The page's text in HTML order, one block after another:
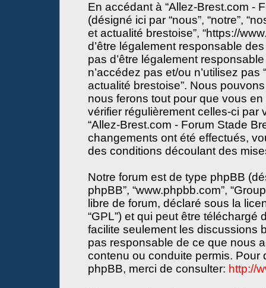
En accédant à “Allez-Brest.com -
(désigné ici par “nous”, “notre”,
et actualité brestoise”, “https://
d’être légalement responsable
pas d’être légalement
n’accédez pas et/ou n’utilisez
actualité brestoise”. Nous
nous ferons tout pour que vous
vérifier régulièrement celles-ci par
“Allez-Brest.com - Forum Stade
changements ont été effectués,
des conditions découlant des
Notre forum est de type phpBB
phpBB”, “www.phpbb.com”,
libre de forum, déclaré sous la
“GPL”) et qui peut être téléchargé
facilite seulement les discussions
pas responsable de ce que nous
contenu ou conduite permis. Pour
phpBB, merci de consulter: http://